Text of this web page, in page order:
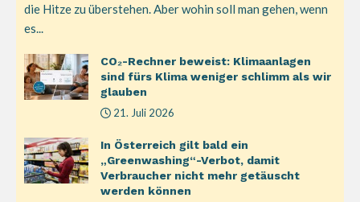
die Hitze zu überstehen. Aber wohin soll man gehen, wenn
es...
CO₂-Rechner beweist: Klimaanlagen
sind fürs Klima weniger schlimm als wir
glauben
21. Juli 2026
In Österreich gilt bald ein
„Greenwashing“-Verbot, damit
Verbraucher nicht mehr getäuscht
werden können